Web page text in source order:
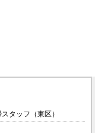
タッフ（東区）